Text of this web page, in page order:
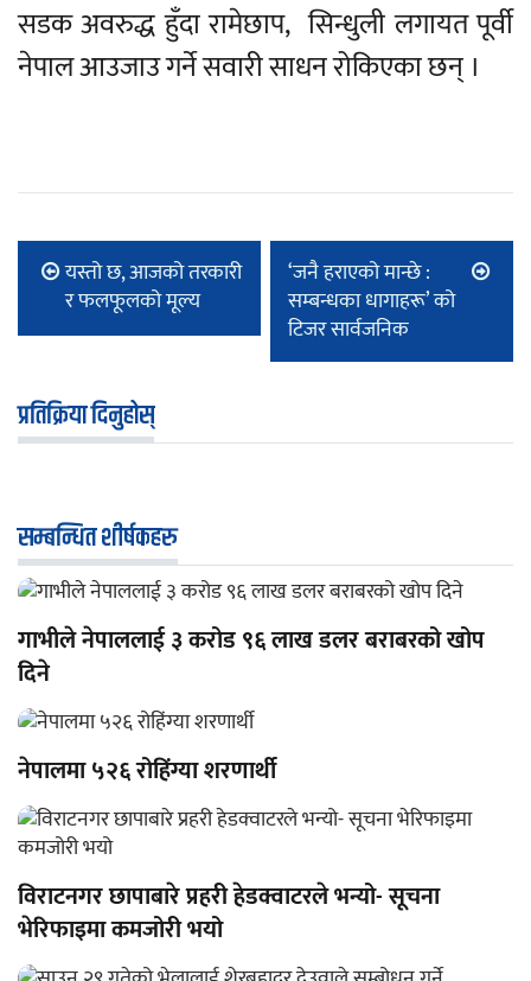
सडक अवरुद्ध हुँदा रामेछाप, सिन्धुली लगायत पूर्वी
नेपाल आउजाउ गर्ने सवारी साधन रोकिएका छन् ।
यस्तो छ, आजको तरकारी
र फलफूलको मूल्य
‘जनै हराएको मान्छे :
सम्बन्धका धागाहरू’ को
टिजर सार्वजनिक
प्रतिक्रिया दिनुहोस्
सम्बन्धित शीर्षकहरु
गाभीले नेपाललाई ३ करोड ९६ लाख डलर बराबरको खोप
दिने
नेपालमा ५२६ रोहिंग्या शरणार्थी
विराटनगर छापाबारे प्रहरी हेडक्वाटरले भन्यो- सूचना
भेरिफाइमा कमजोरी भयो